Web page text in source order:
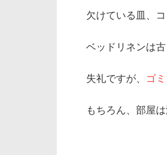
欠けている皿、
ベッドリネンは古
失礼ですが、 ゴ
もちろん、部屋